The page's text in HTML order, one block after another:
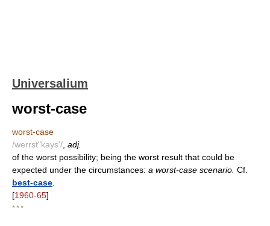
Universalium
worst-case
worst-case
/werrst"kays'/ adj.
of the worst possibility; being the worst result that could be
expected under the circumstances: a worst-case scenario. Cf.
best-case
[1960-65]
* * *